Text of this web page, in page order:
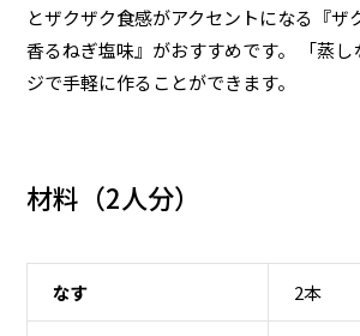
とザクザク食感がアクセントになる『ザ
香るねぎ塩味』がおすすめです。 「蒸
ジで手軽に作ることができます。
材料（2人分）
なす 2本
夜食
春レシピ
秋レシピ
冬レシピ